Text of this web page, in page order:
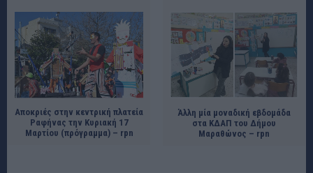
Αποκριές στην κεντρική πλατεία
Ραφήνας την Κυριακή 17
Μαρτίου (πρόγραμμα) – rpn
Άλλη μία μοναδική εβδομάδα
στα ΚΔΑΠ του Δήμου
Μαραθώνος – rpn